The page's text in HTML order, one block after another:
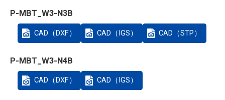
P-MBT_W3-N3B
CAD（DXF） CAD（IGS） CAD（STP）
P-MBT_W3-N4B
CAD（DXF） CAD（IGS）